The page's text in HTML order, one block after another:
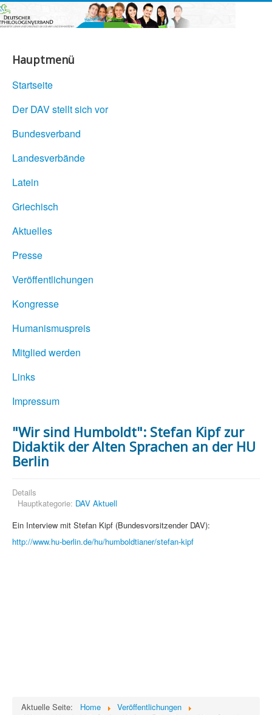
Hauptmenü
Startseite
Der DAV stellt sich vor
Bundesverband
Landesverbände
Latein
Griechisch
Aktuelles
Presse
Veröffentlichungen
Kongresse
Humanismuspreis
Mitglied werden
Links
Impressum
"Wir sind Humboldt": Stefan Kipf zur
Didaktik der Alten Sprachen an der HU
Berlin
Details
Hauptkategorie: DAV Aktuell
Ein Interview mit Stefan Kipf (Bundesvorsitzender DAV):
http://www.hu-berlin.de/hu/humboldtianer/stefan-kipf
Aktuelle Seite: Home
Veröffentlichungen